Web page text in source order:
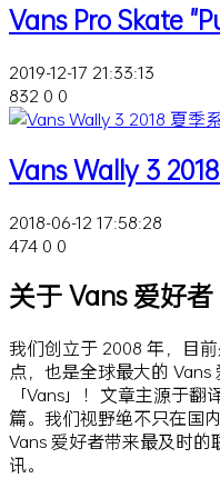
Vans Pro Skate
2019-12-17 21:33:13
832 0 0
Vans Wally 3
2018-06-12 17:58:28
474 0 0
关于 Vans 爱好者
我们创立于 2008 年，目
点，也是全球最大的
「Vans」！文章主源于
篇。我们视野绝不只在国
Vans 爱好者带来最及时
讯。